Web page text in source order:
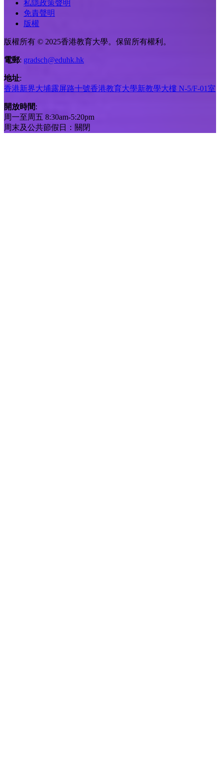
私隱政策聲明
免責聲明
版權
版權所有 © 2025香港教育大學。保留所有權利。
電郵: gradsch@eduhk.hk
地址:
香港新界大埔露屏路十號香港教育大學新教學大樓 N-5/F-01室
開放時間:
周一至周五 8:30am-5:20pm
周末及公共節假日：關閉